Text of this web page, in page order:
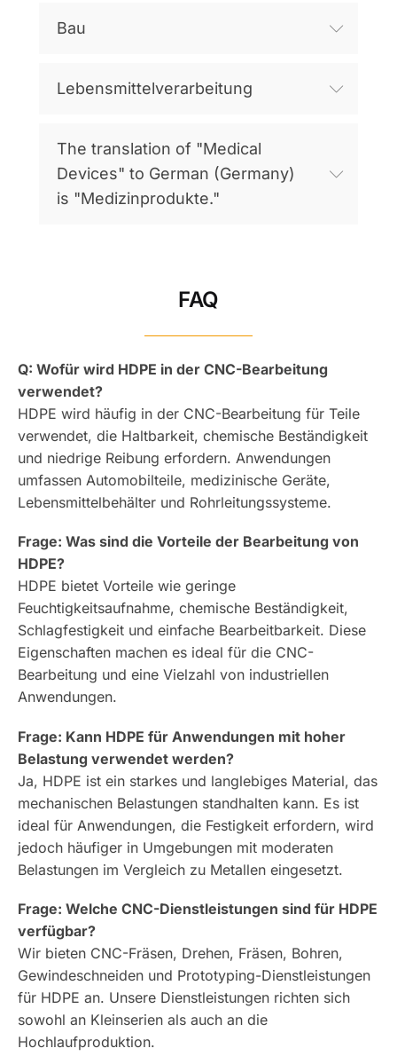
Bau
Lebensmittelverarbeitung
The translation of "Medical
Devices" to German (Germany)
is "Medizinprodukte."
FAQ
Q: Wofür wird HDPE in der CNC-Bearbeitung
verwendet?
HDPE wird häufig in der CNC-Bearbeitung für Teile
verwendet, die Haltbarkeit, chemische Beständigkeit
und niedrige Reibung erfordern. Anwendungen
umfassen Automobilteile, medizinische Geräte,
Lebensmittelbehälter und Rohrleitungssysteme.
Frage: Was sind die Vorteile der Bearbeitung von
HDPE?
HDPE bietet Vorteile wie geringe
Feuchtigkeitsaufnahme, chemische Beständigkeit,
Schlagfestigkeit und einfache Bearbeitbarkeit. Diese
Eigenschaften machen es ideal für die CNC-
Bearbeitung und eine Vielzahl von industriellen
Anwendungen.
Frage: Kann HDPE für Anwendungen mit hoher
Belastung verwendet werden?
Ja, HDPE ist ein starkes und langlebiges Material, das
mechanischen Belastungen standhalten kann. Es ist
ideal für Anwendungen, die Festigkeit erfordern, wird
jedoch häufiger in Umgebungen mit moderaten
Belastungen im Vergleich zu Metallen eingesetzt.
Frage: Welche CNC-Dienstleistungen sind für HDPE
verfügbar?
Wir bieten CNC-Fräsen, Drehen, Fräsen, Bohren,
Gewindeschneiden und Prototyping-Dienstleistungen
für HDPE an. Unsere Dienstleistungen richten sich
sowohl an Kleinserien als auch an die
Hochlaufproduktion.